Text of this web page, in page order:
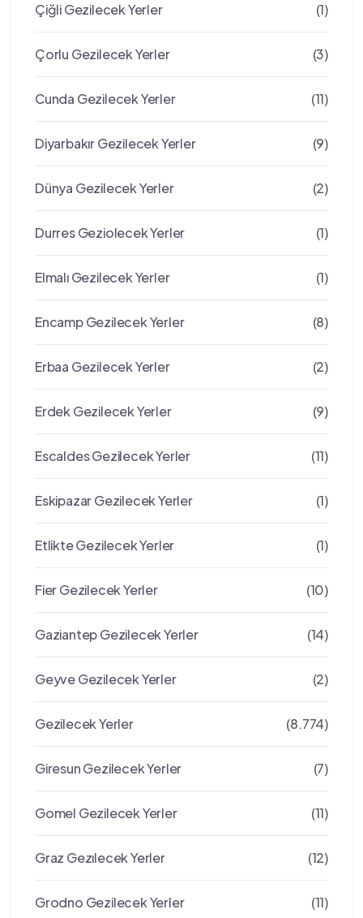
Çiğli Gezilecek Yerler (1)
Çorlu Gezilecek Yerler (3)
Cunda Gezilecek Yerler (11)
Diyarbakır Gezilecek Yerler (9)
Dünya Gezilecek Yerler (2)
Durres Geziolecek Yerler (1)
Elmalı Gezilecek Yerler (1)
Encamp Gezilecek Yerler (8)
Erbaa Gezilecek Yerler (2)
Erdek Gezilecek Yerler (9)
Escaldes Gezilecek Yerler (11)
Eskipazar Gezilecek Yerler (1)
Etlikte Gezilecek Yerler (1)
Fier Gezilecek Yerler (10)
Gaziantep Gezilecek Yerler (14)
Geyve Gezilecek Yerler (2)
Gezilecek Yerler (8.774)
Giresun Gezilecek Yerler (7)
Gomel Gezilecek Yerler (11)
Graz Gezılecek Yerler (12)
Grodno Gezilecek Yerler (11)